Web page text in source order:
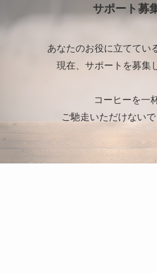
サポート募
あなたのお役に立ててい
現在、サポートを募集
コーヒーを一
ご馳走いただけない